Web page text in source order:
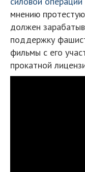
мнению
должен
поддержку
фильмы с его
прокатной